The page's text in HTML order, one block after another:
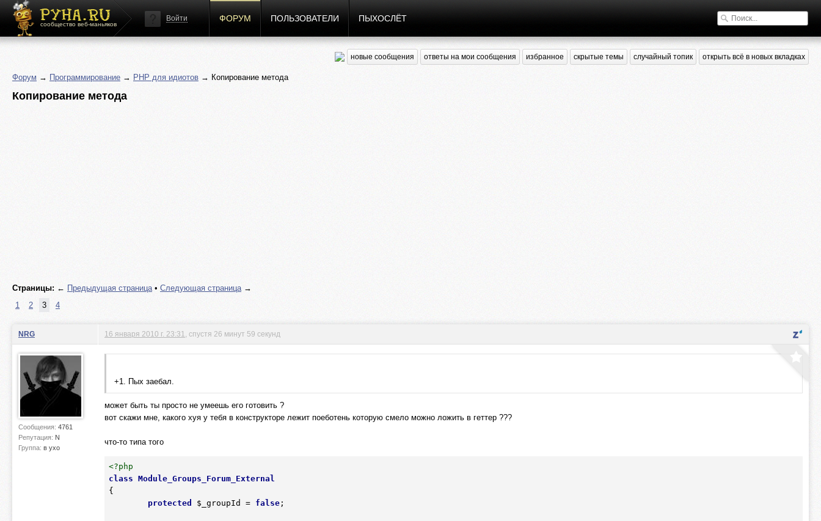
сообщество веб-маньяков
Войти ФОРУМ ПОЛЬЗОВАТЕЛИ ПЫХОСЛЁТ
новые сообщения ответы на мои сообщения избранное скрытые темы случайный топик открыть всё в новых вкладках
Форум → Программирование → PHP для идиотов → Копирование метода
Копирование метода
Страницы: ← Предыдущая страница• Следующая страница→
1
2 3 4
NRG
Сообщения: 4761
Репутация: N
Группа: в ухо
16 января 2010 г. 23:31 , спустя 26 минут 59 секунд
+1. Пых заебал.
может быть ты просто не умеешь его готовить ?
вот скажи мне, какого хуя у тебя в конструкторе лежит поеботень которую смело можно ложить в геттер ???
что-то типа того
<?php
class Module_Groups_Forum_External
{
protected
$_groupId = false;